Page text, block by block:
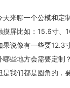
天来聊一个公模和定
摸屏比如：15.6寸
果说像有一些要12.3
地方会需要定制？
我们都是圆角的，